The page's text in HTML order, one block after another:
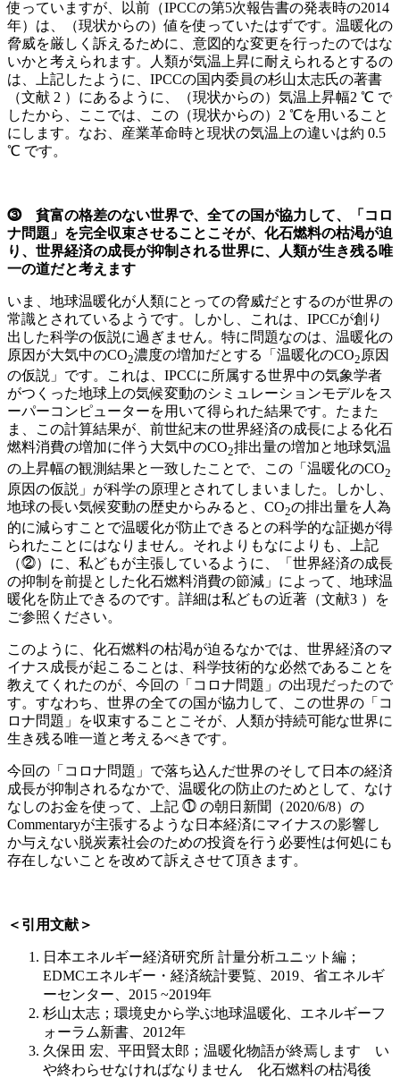
使っていますが、以前（IPCCの第5次報告書の発表時の2014
年）は、（現状からの）値を使っていたはずです。温暖化の
脅威を厳しく訴えるために、意図的な変更を行ったのではな
いかと考えられます。人類が気温上昇に耐えられるとするの
は、上記したように、IPCCの国内委員の杉山太志氏の著書
（文献 2 ）にあるように、（現状からの）気温上昇幅2 ℃ で
したから、ここでは、この（現状からの）2 ℃を用いること
にします。なお、産業革命時と現状の気温上の違いは約 0.5
℃ です。
⓷ 貧富の格差のない世界で、全ての国が協力して、「コロ
ナ問題」を完全収束させることこそが、化石燃料の枯渇が迫
り、世界経済の成長が抑制される世界に、人類が生き残る唯
一の道だと考えます
いま、地球温暖化が人類にとっての脅威だとするのが世界の
常識とされているようです。しかし、これは、IPCCが創り
出した科学の仮説に過ぎません。特に問題なのは、温暖化の
原因が大気中のCO2濃度の増加だとする「温暖化のCO2 原因
の仮説」です。これは、IPCCに所属する世界中の気象学者
がつくった地球上の気候変動のシミュレーションモデルをス
ーパーコンピューターを用いて得られた結果です。たまた
ま、この計算結果が、前世紀末の世界経済の成長による化石
燃料消費の増加に伴う大気中のCO2排出量の増加と地球気温
の上昇幅の観測結果と一致したことで、この「温暖化のCO2
原因の仮説」が科学の原理とされてしまいました。しかし、
地球の長い気候変動の歴史からみると、CO2の排出量を人為
的に減らすことで温暖化が防止できるとの科学的な証拠が得
られたことにはなりません。それよりもなによりも、上記
（⓶）に、私どもが主張しているように、「世界経済の成長
の抑制を前提とした化石燃料消費の節減」によって、地球温
暖化を防止できるのです。詳細は私どもの近著（文献3 ）を
ご参照ください。
このように、化石燃料の枯渇が迫るなかでは、世界経済のマ
イナス成長が起こることは、科学技術的な必然であることを
教えてくれたのが、今回の「コロナ問題」の出現だったので
す。すなわち、世界の全ての国が協力して、この世界の「コ
ロナ問題」を収束することこそが、人類が持続可能な世界に
生き残る唯一道と考えるべきです。
今回の「コロナ問題」で落ち込んだ世界のそして日本の経済
成長が抑制されるなかで、温暖化の防止のためとして、なけ
なしのお金を使って、上記 ⓵ の朝日新聞（2020/6/8）の
Commentaryが主張するような日本経済にマイナスの影響し
か与えない脱炭素社会のための投資を行う必要性は何処にも
存在しないことを改めて訴えさせて頂きます。
＜引用文献＞
日本エネルギー経済研究所 計量分析ユニット編；
EDMCエネルギー・経済統計要覧、2019、省エネルギ
ーセンター、2015 ~2019年
杉山太志；環境史から学ぶ地球温暖化、エネルギーフ
ォーラム新書、2012年
久保田 宏、平田賢太郎；温暖化物語が終焉します い
や終わらせなければなりません 化石燃料の枯渇後